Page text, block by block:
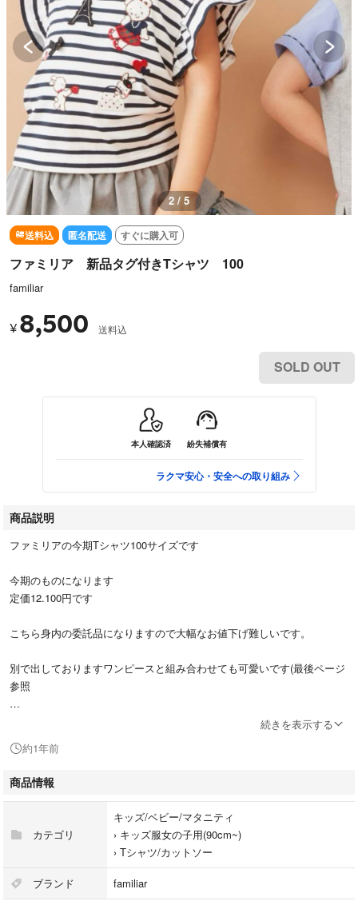
2 / 5
送料込 匿名配送 すぐに購入可
ファミリア 新品タグ付きTシャツ 100
familiar
¥ 8,500 送料込
SOLD OUT
本人確認済 紛失補償有
ラクマ安心・安全への取り組み
商品説明
ファミリアの今期Tシャツ100サイズです
今期のものになります
定価12.100円です
こちら身内の委託品になりますので大幅なお値下げ難しいです。
別で出しておりますワンピースと組み合わせても可愛いです(最後ページ
参照
最近暖かくなりはじめまして、飼い猫たちの抜け毛が増えております。シ
すが、毛が付着しているかもしれません。(食事もアレルゲンを抑えるフ
ードを与えております)
気になる方もいらっしゃると思いますが、こちらのご理解もよろしくお願
よろしくお願いします
続きを表示する
約1年前
商品情報
カテゴリ
キッズ/ベビー/マタニティ
› キッズ服女の子用(90cm~)
› Tシャツ/カットソー
ブランド familiar